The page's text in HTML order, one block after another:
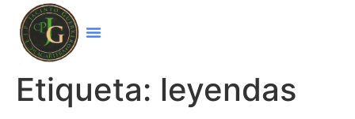
Etiqueta: leyendas